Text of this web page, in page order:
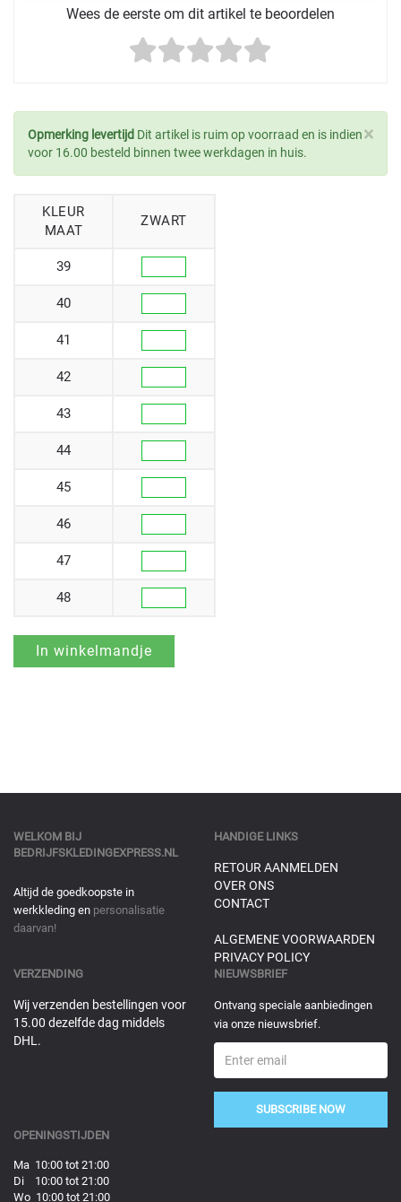
Wees de eerste om dit artikel te beoordelen
×
Opmerking levertijd Dit artikel is ruim op voorraad en is indien
voor 16.00 besteld binnen twee werkdagen in huis.
KLEUR
MAAT
ZWART
39
40
41
42
43
44
45
46
47
48
WELKOM BIJ
BEDRIJFSKLEDINGEXPRESS.NL
Altijd de goedkoopste in
werkkleding en personalisatie
daarvan!
HANDIGE LINKS
RETOUR AANMELDEN
OVER ONS
CONTACT
ALGEMENE VOORWAARDEN
PRIVACY POLICY
VERZENDING
Wij verzenden bestellingen voor
15.00 dezelfde dag middels
DHL.
NIEUWSBRIEF
Ontvang speciale aanbiedingen
via onze nieuwsbrief.
SUBSCRIBE NOW
OPENINGSTIJDEN
Ma 10:00 tot 21:00
Di 10:00 tot 21:00
Wo 10:00 tot 21:00